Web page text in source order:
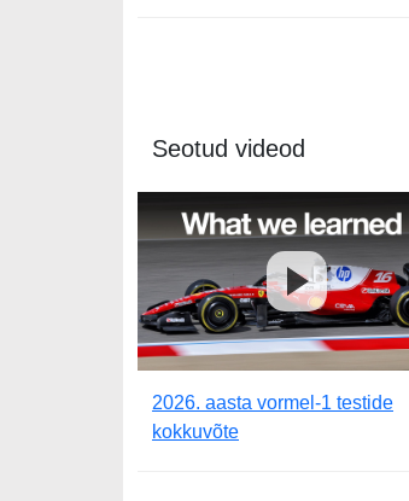
Seotud videod
2026. aasta vormel-1 testide
kokkuvõte